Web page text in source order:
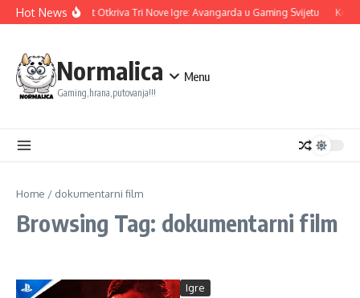
Skip to content
Hot NewsUbisoft Otkriva Tri Nove Igre: Avangarda u Gaming Svijetu
Normalica
Gaming,hrana,putovanja!!!
Menu
Home / dokumentarni film
Browsing Tag: dokumentarni film
Igre